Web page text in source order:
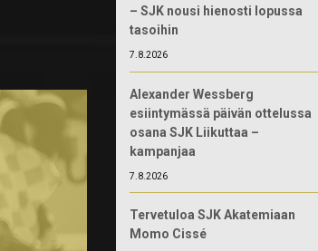
– SJK nousi hienosti lopussa
tasoihin
7.8.2026
Alexander Wessberg
esiintymässä päivän ottelussa
osana SJK Liikuttaa –
kampanjaa
7.8.2026
Tervetuloa SJK Akatemiaan
Momo Cissé